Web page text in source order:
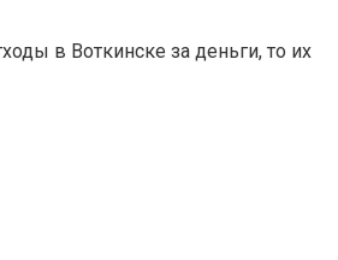
в Воткинске за деньги, то их